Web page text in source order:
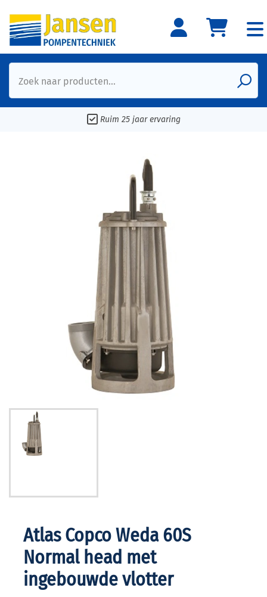
Zoek naar producten...
Ruim 25 jaar ervaring
Atlas Copco Weda 60S
Normal head met
ingebouwde vlotter